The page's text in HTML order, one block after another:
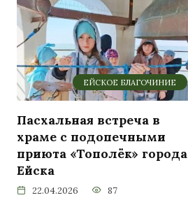
ЕЙСКОЕ БЛАГОЧИНИЕ
Пасхальная встреча в
храме с подопечными
приюта «Тополёк» города
Ейска
22.04.2026 87